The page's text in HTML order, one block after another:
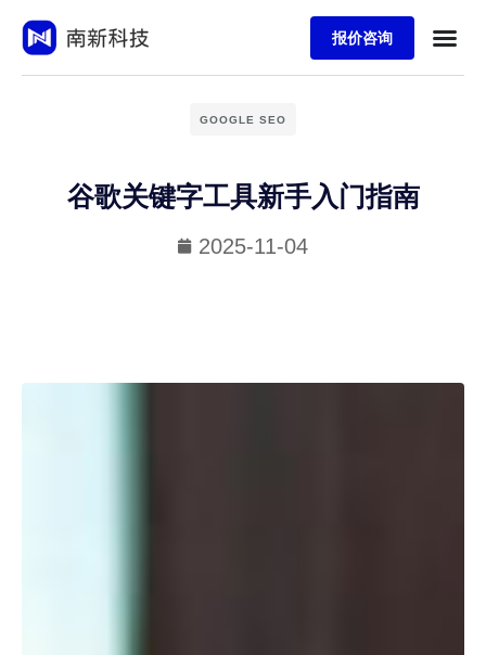
报价咨询
GOOGLE SEO
谷歌关键字工具新手入门指南
2025-11-04